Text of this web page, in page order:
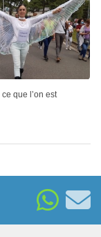
ce que l’on est